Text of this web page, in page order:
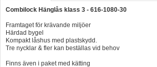
Varta - Batterier
Victron - Batteriladdare
CTEK - Batteriladdare
Combilock Hänglås klass 3 - 616-1080-30
Framtaget för krävande miljöer
Härdad bygel
Kompakt låshus med plastskydd.
Tre nycklar & fler kan beställas vid behov
Finns även i paket med kätting